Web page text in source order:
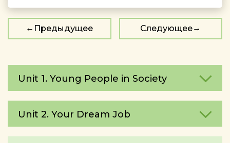
Предыдущее Следующее
Unit 1. Young People in Society
Unit 2. Your Dream Job